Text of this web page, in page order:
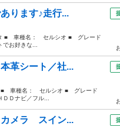
ります♪走行...
■ 車種名： セルシオ ■ グレード
お好きな...
革シート／社...
車種名： セルシオ ■ グレード
Ｄナビ／フル...
メラ スイン...